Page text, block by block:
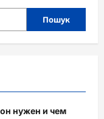
Пошук
нужен и чем